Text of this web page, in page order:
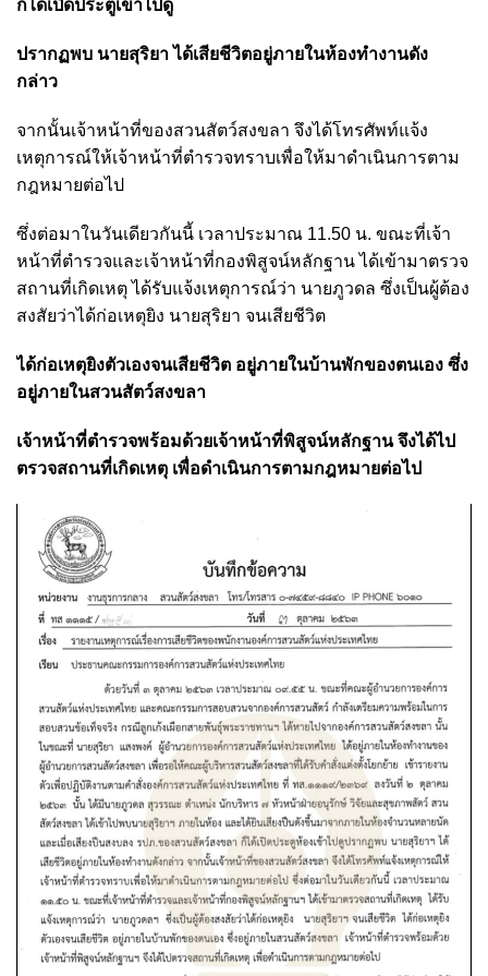
ก็ได้เปิดประตูเข้าไปดู
ปรากฏพบ นายสุริยา ได้เสียชีวิตอยู่ภายในห้องทำงานดัง
กล่าว
จากนั้นเจ้าหน้าที่ของสวนสัตว์สงขลา จึงได้โทรศัพท์แจ้ง
เหตุการณ์ให้เจ้าหน้าที่ตำรวจทราบเพื่อให้มาดำเนินการตาม
กฎหมายต่อไป
ซึ่งต่อมาในวันเดียวกันนี้ เวลาประมาณ 11.50 น. ขณะที่เจ้า
หน้าที่ตำรวจและเจ้าหน้าที่กองพิสูจน์หลักฐาน ได้เข้ามาตรวจ
สถานที่เกิดเหตุ ได้รับแจ้งเหตุการณ์ว่า นายภูวดล ซึ่งเป็นผู้ต้อง
สงสัยว่าได้ก่อเหตุยิง นายสุริยา จนเสียชีวิต
ได้ก่อเหตุยิงตัวเองจนเสียชีวิต อยู่ภายในบ้านพักของตนเอง ซึ่ง
อยู่ภายในสวนสัตว์สงขลา
เจ้าหน้าที่ตำรวจพร้อมด้วยเจ้าหน้าที่พิสูจน์หลักฐาน จึงได้ไป
ตรวจสถานที่เกิดเหตุ เพื่อดำเนินการตามกฎหมายต่อไป